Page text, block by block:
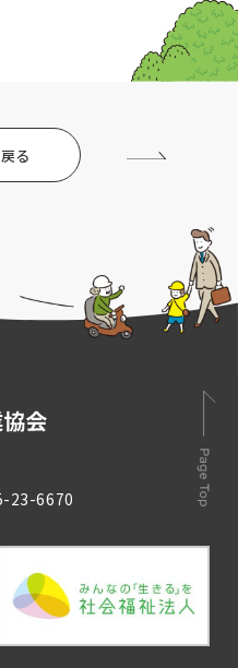
る
23-6670